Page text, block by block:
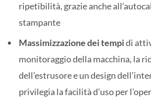
ripetibilità, grazie anche
stampante
Massimizzazione dei tempidi
monitoraggio della macchina, la
dell’estrusore e un design
privilegia la facilità d’uso per